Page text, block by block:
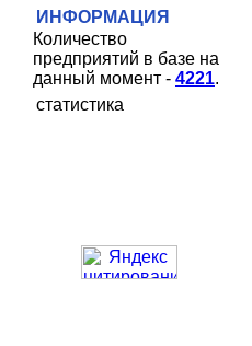
ИНФОРМАЦИЯ
Количество
предприятий в базе на
данный момент - 4221.
статистика